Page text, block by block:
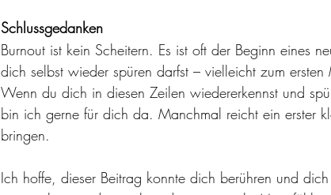
Schlussgedanken
Burnout ist kein Scheitern. Es ist oft der Beginn eines
dich selbst wieder spüren darfst – vielleicht zum
Wenn du dich in diesen Zeilen wiedererkennst und
bin ich gerne für dich da. Manchmal reicht ein erster
bringen.
Ich hoffe, dieser Beitrag konnte dich berühren und